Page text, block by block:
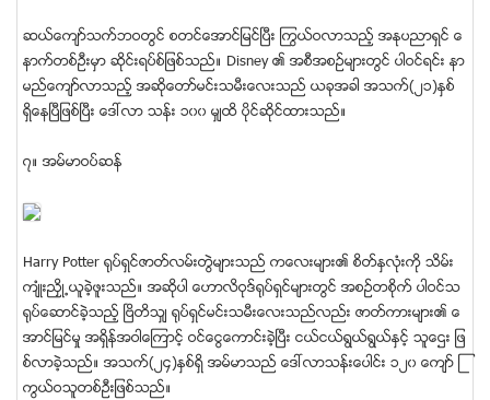
ဆယ္ေက်ာ္သက္ဘဝတြင္ စတင္ေအာင္ျမင္ၿပီး ႂကြယ္ဝလာသည့္ အႏုပညာရွင္ ေ
နာက္တစ္ဦးမွာ ဆုိင္းရပ္စ္ျဖစ္သည္။ Disney ၏ အစီအစဥ္မ်ားတြင္ ပါဝင္ရင္း နာ
မည္ေက်ာ္လာသည့္ အဆိုေတာ္မင္းသမီးေလးသည္ ယခုအခါ အသက္(၂၁)ႏွစ္
ရွိေနၿပီျဖစ္ၿပီး ေဒၚလာ သန္း ၁၀၀ မွ်ထိ ပိုင္ဆိုင္ထားသည္။
၇။ အမ္မာဝပ္ဆန္
Harry Potter ႐ုပ္ရွင္ဇာတ္လမ္းတြဲမ်ားသည္ ကေလးမ်ား၏ စိတ္ႏွလံုးကို သိမ္း
က်ံဳးညႇိဳ႕ယူခဲ့ဖူးသည္။ အဆိုပါ ေဟာလိဝုဒ္႐ုပ္ရွင္မ်ားတြင္ အစဥ္တစိုက္ ပါဝင္သ
ရုပ္ေဆာင္ခဲ့သည့္ ၿဗိတိသွ် ႐ုပ္ရွင္မင္းသမီးေလးသည္လည္း ဇာတ္ကားမ်ား၏ ေ
အာင္ျမင္မႈ အရွိန္အဝါေၾကာင့္ ဝင္ေငြေကာင္းခဲ့ၿပီး ငယ္ငယ္ရြယ္ရြယ္ႏွင့္ သူေဌး ျဖ
စ္လာခဲ့သည္။ အသက္(၂၄)ႏွစ္ရွိ အမ္မာသည္ ေဒၚလာသန္းေပါင္း ၁၂၀ ေက်ာ္ ႂ
ကြယ္ဝသူတစ္ဦးျဖစ္သည္။